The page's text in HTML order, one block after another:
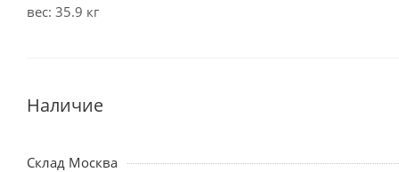
вес: 35.9 кг
Наличие
Склад Москва